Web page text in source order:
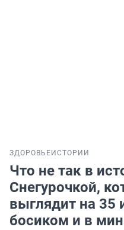
ЗДОРОВЬЕ ИСТОРИИ
Что не так в
Снегурочкой,
выглядит на 35
босиком и в